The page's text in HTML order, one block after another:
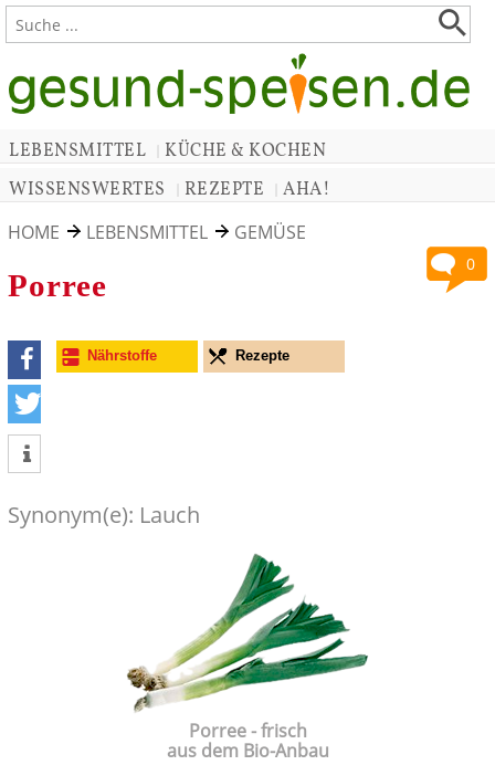
LEBENSMITTEL
KÜCHE & KOCHEN
WISSENSWERTES
REZEPTE
AHA!
HOME
LEBENSMITTEL GEMÜSE
0
Porree
teilen
tweet
Nährstoffe Rezepte
Synonym(e): Lauch
Porree - frisch
aus dem Bio-Anbau